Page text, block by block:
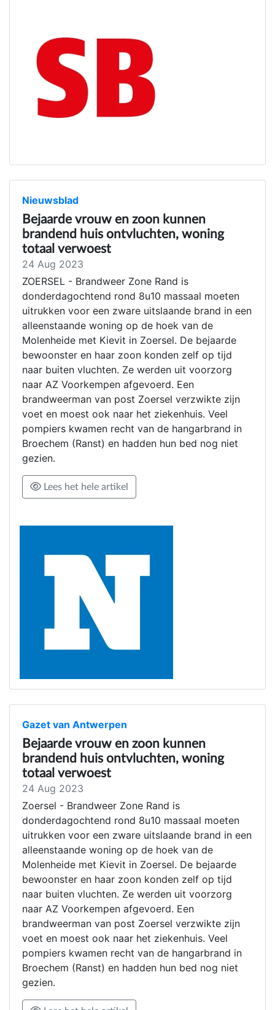
Nieuwsblad
Bejaarde vrouw en zoon kunnen
brandend huis ontvluchten, woning
totaal verwoest
24 Aug 2023
ZOERSEL - Brandweer Zone Rand is
donderdagochtend rond 8u10 massaal moeten
uitrukken voor een zware uitslaande brand in een
alleenstaande woning op de hoek van de
Molenheide met Kievit in Zoersel. De bejaarde
bewoonster en haar zoon konden zelf op tijd
naar buiten vluchten. Ze werden uit voorzorg
naar AZ Voorkempen afgevoerd. Een
brandweerman van post Zoersel verzwikte zijn
voet en moest ook naar het ziekenhuis. Veel
pompiers kwamen recht van de hangarbrand in
Broechem (Ranst) en hadden hun bed nog niet
gezien.
Lees het hele artikel
Gazet van Antwerpen
Bejaarde vrouw en zoon kunnen
brandend huis ontvluchten, woning
totaal verwoest
24 Aug 2023
Zoersel - Brandweer Zone Rand is
donderdagochtend rond 8u10 massaal moeten
uitrukken voor een zware uitslaande brand in een
alleenstaande woning op de hoek van de
Molenheide met Kievit in Zoersel. De bejaarde
bewoonster en haar zoon konden zelf op tijd
naar buiten vluchten. Ze werden uit voorzorg
naar AZ Voorkempen afgevoerd. Een
brandweerman van post Zoersel verzwikte zijn
voet en moest ook naar het ziekenhuis. Veel
pompiers kwamen recht van de hangarbrand in
Broechem (Ranst) en hadden hun bed nog niet
gezien.